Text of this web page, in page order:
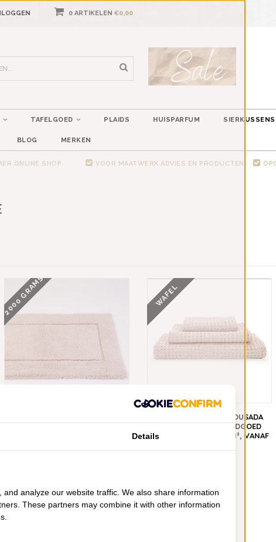
0 ARTIKELEN €0,00
TAFELGOED PLAIDS HUISPARFUM SIERKUSSENS
BLOG MERKEN
ONLINE SHOP VOOR MAATWERK ADVIES EN PRODUCTEN
2000 GRAMS
BADMATTEN PRIMROSE (518),
WAFEL
ABYSS HABIDECOR POUSADA
PRIMROSE WAFEL BADGOED
(518), 300 GRAM PER M², VANAF
Details
analyze our website traffic. We also share information
These partners may combine it with other information